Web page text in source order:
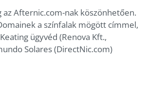
Afternic.com-nak köszönhetően.
a színfalak mögött címmel,
ügyvéd (Renova Kft.,
Solares (DirectNic.com)